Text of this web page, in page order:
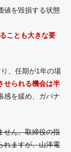
値を毀損する状態
ことも大きな要
、任期が1年の場
せられる機会は半
感を緩め、ガバナ
せん。取締役の指
れますが、山洋電